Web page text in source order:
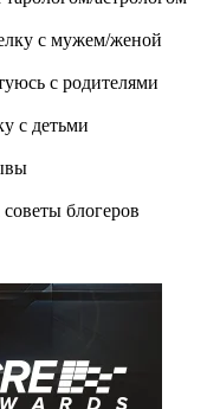
с мужем/женой
с родителями
с детьми
блогеров